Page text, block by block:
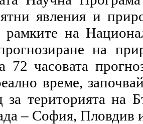
явления и
рамките на
на
72 часовата
време,
за територията на
– София, Пловдив